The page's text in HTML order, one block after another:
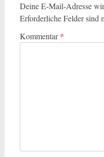
Deine E-Mail-Adresse
Erforderliche Felder sind
Kommentar*